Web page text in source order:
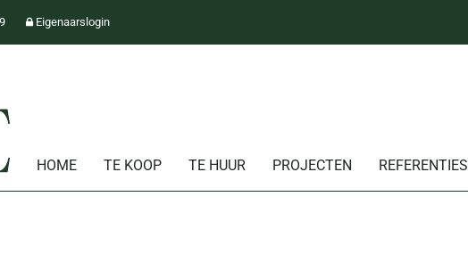
Eigenaarslogin
HOME TE KOOP TE HUUR PROJECTEN REFERENTIES